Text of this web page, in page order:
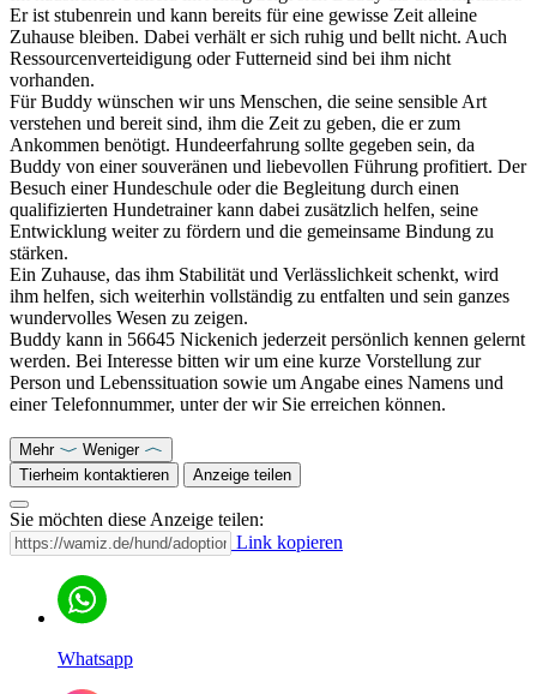
Er ist stubenrein und kann bereits für eine gewisse Zeit alleine
Zuhause bleiben. Dabei verhält er sich ruhig und bellt nicht. Auch
Ressourcenverteidigung oder Futterneid sind bei ihm nicht
vorhanden.
Für Buddy wünschen wir uns Menschen, die seine sensible Art
verstehen und bereit sind, ihm die Zeit zu geben, die er zum
Ankommen benötigt. Hundeerfahrung sollte gegeben sein, da
Buddy von einer souveränen und liebevollen Führung profitiert. Der
Besuch einer Hundeschule oder die Begleitung durch einen
qualifizierten Hundetrainer kann dabei zusätzlich helfen, seine
Entwicklung weiter zu fördern und die gemeinsame Bindung zu
stärken.
Ein Zuhause, das ihm Stabilität und Verlässlichkeit schenkt, wird
ihm helfen, sich weiterhin vollständig zu entfalten und sein ganzes
wundervolles Wesen zu zeigen.
Buddy kann in 56645 Nickenich jederzeit persönlich kennen gelernt
werden. Bei Interesse bitten wir um eine kurze Vorstellung zur
Person und Lebenssituation sowie um Angabe eines Namens und
einer Telefonnummer, unter der wir Sie erreichen können.
Mehr
Weniger
Tierheim kontaktieren
Anzeige teilen
Sie möchten diese Anzeige teilen:
Link kopieren
Whatsapp